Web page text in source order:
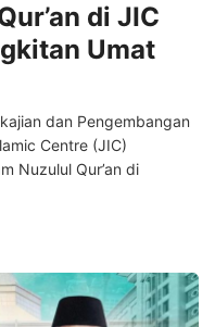
di JIC
Umat
dan Pengembangan
Centre (JIC)
Nuzulul Qur’an di